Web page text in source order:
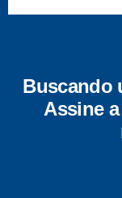
Buscando
Assine